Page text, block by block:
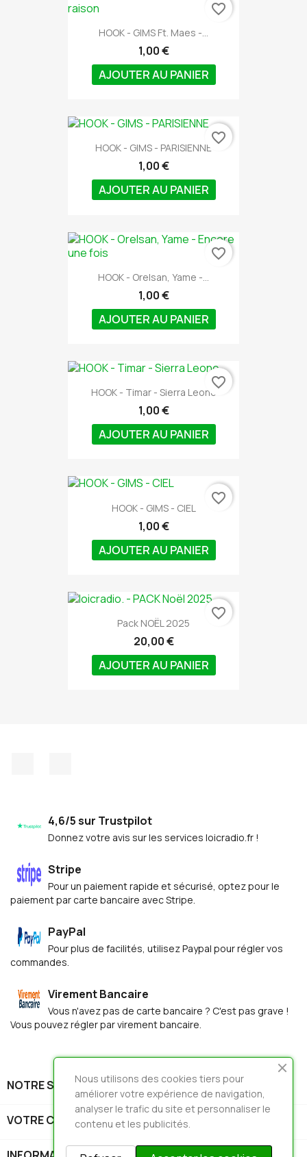
HOOK - GIMS Ft. Maes -...
1,00 €
AJOUTER AU PANIER
favorite_border
HOOK - GIMS - PARISIENNE
1,00 €
AJOUTER AU PANIER
favorite_border
HOOK - Orelsan, Yame -...
1,00 €
AJOUTER AU PANIER
favorite_border
HOOK - Timar - Sierra Leone
1,00 €
AJOUTER AU PANIER
favorite_border
HOOK - GIMS - CIEL
1,00 €
AJOUTER AU PANIER
favorite_border
Pack NOËL 2025
20,00 €
AJOUTER AU PANIER
favorite_border
4,6/5 sur Trustpilot
Donnez votre avis sur les services loicradio.fr !
Stripe
Pour un paiement rapide et sécurisé, optez pour le
paiement par carte bancaire avec Stripe.
PayPal
Pour plus de facilités, utilisez Paypal pour régler vos
commandes.
Virement Bancaire
Vous n'avez pas de carte bancaire ? C'est pas grave !
Vous pouvez régler par virement bancaire.
NOTRE SOCIÉTÉ
VOTRE COMPTE
Nous utilisons des cookies tiers pour
améliorer votre expérience de navigation,
analyser le trafic du site et personnaliser le
contenu et les publicités.